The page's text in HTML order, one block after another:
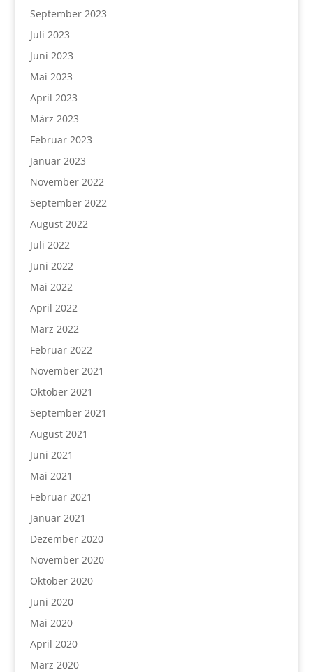
September 2023
Juli 2023
Juni 2023
Mai 2023
April 2023
März 2023
Februar 2023
Januar 2023
November 2022
September 2022
August 2022
Juli 2022
Juni 2022
Mai 2022
April 2022
März 2022
Februar 2022
November 2021
Oktober 2021
September 2021
August 2021
Juni 2021
Mai 2021
Februar 2021
Januar 2021
Dezember 2020
November 2020
Oktober 2020
Juni 2020
Mai 2020
April 2020
März 2020